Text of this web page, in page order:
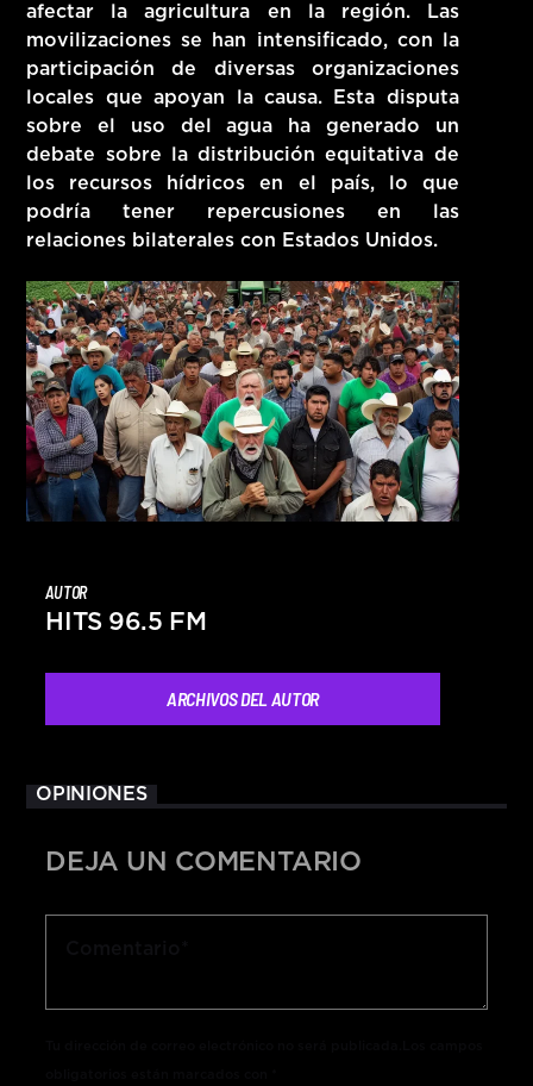
afectar la agricultura en la región. Las
movilizaciones se han intensificado, con la
participación de diversas organizaciones
locales que apoyan la causa. Esta disputa
sobre el uso del agua ha generado un
debate sobre la distribución equitativa de
los recursos hídricos en el país, lo que
podría tener repercusiones en las
relaciones bilaterales con Estados Unidos.
AUTOR
HITS 96.5 FM
ARCHIVOS DEL AUTOR
OPINIONES
DEJA UN COMENTARIO